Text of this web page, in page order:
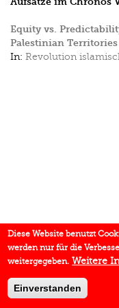
Equity vs.
Palestinian Territories
In: Revolution
Diese Website benutzt
werden nur für die
weitergegeben. Weitere
Einverstanden